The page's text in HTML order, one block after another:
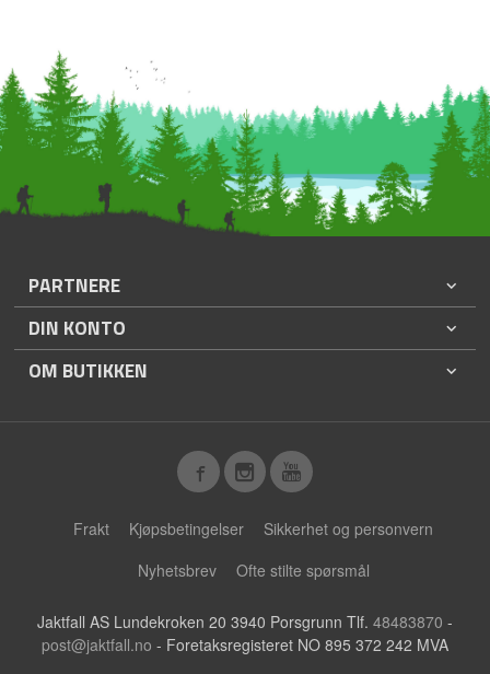
PARTNERE
DIN KONTO
OM BUTIKKEN
Frakt Kjøpsbetingelser
Sikkerhet og personvern
Nyhetsbrev
Ofte stilte spørsmål
Jaktfall AS Lundekroken 20 3940 Porsgrunn Tlf. 48483870 -
post@jaktfall.no - Foretaksregisteret NO 895 372 242 MVA